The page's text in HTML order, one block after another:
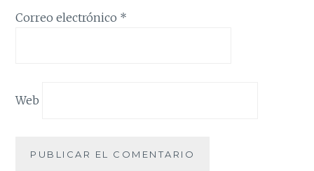
Correo electrónico *
Web